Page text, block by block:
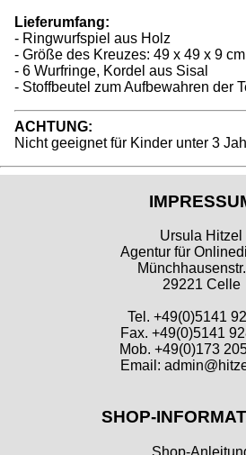
Lieferumfang:
- Ringwurfspiel aus Holz
- Größe des Kreuzes: 49 x 49 x 9 cm
- 6 Wurfringe, Kordel aus Sisal
- Stoffbeutel zum Aufbewahren der
ACHTUNG:
Nicht geeignet für Kinder unter 3
Ursula Hitzel
Agentur für
29221 Celle
Tel. +49(0)5141
Fax. +49(0)5141
Mob. +49(0)173
Email:
SHOP-
Shop-